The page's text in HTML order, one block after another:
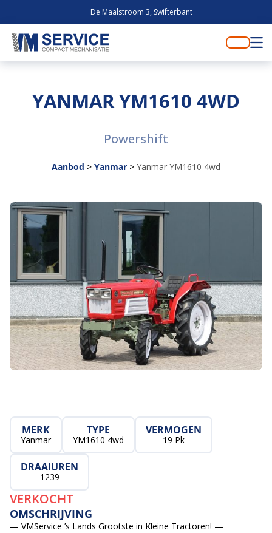
De Maalstroom 3, Swifterbant
YANMAR YM1610 4WD
Powershift
Aanbod > Yanmar > Yanmar YM1610 4wd
MERK
Yanmar
TYPE
YM1610 4wd
VERMOGEN
19 Pk
DRAAIUREN
1239
VERKOCHT
OMSCHRIJVING
— VMService ’s Lands Grootste in Kleine Tractoren! —